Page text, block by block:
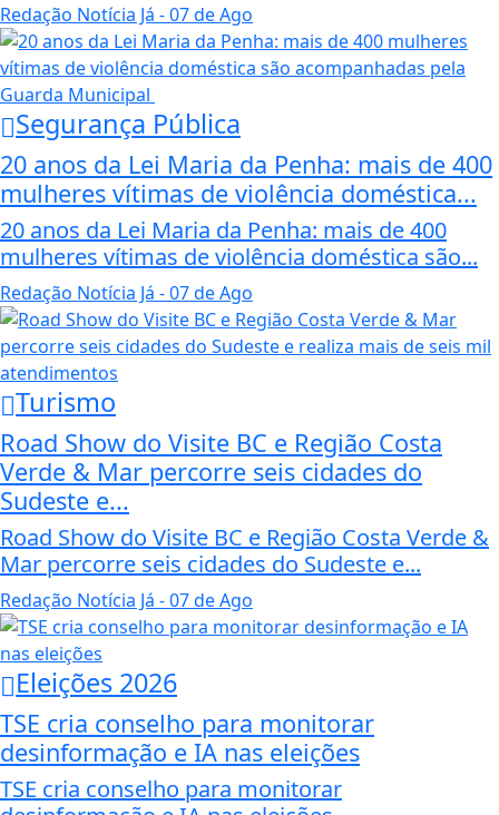
Redação Notícia Já - 07 de Ago
Segurança Pública
20 anos da Lei Maria da Penha: mais de 400
mulheres vítimas de violência doméstica...
20 anos da Lei Maria da Penha: mais de 400
mulheres vítimas de violência doméstica são...
Redação Notícia Já - 07 de Ago
Turismo
Road Show do Visite BC e Região Costa
Verde & Mar percorre seis cidades do
Sudeste e...
Road Show do Visite BC e Região Costa Verde &
Mar percorre seis cidades do Sudeste e...
Redação Notícia Já - 07 de Ago
Eleições 2026
TSE cria conselho para monitorar
desinformação e IA nas eleições
TSE cria conselho para monitorar